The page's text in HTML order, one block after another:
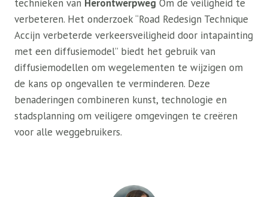
technieken van Herontwerpweg Om de veiligheid te
verbeteren. Het onderzoek “Road Redesign Technique
Accijn verbeterde verkeersveiligheid door intapainting
met een diffusiemodel” biedt het gebruik van
diffusiemodellen om wegelementen te wijzigen om
de kans op ongevallen te verminderen. Deze
benaderingen combineren kunst, technologie en
stadsplanning om veiligere omgevingen te creëren
voor alle weggebruikers.